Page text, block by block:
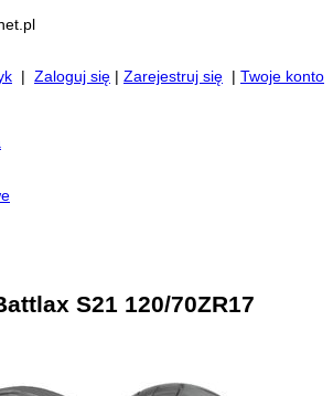
| Zaloguj się | Zarejestruj się | Twoje konto
S21 120/70ZR17